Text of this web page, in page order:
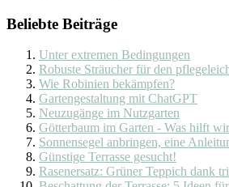
Beliebte Beiträge
Unter extremen Bedingungen
Robuste Sträucher für den
Wie Robinien bekämpfen?
Gartengestaltung mit ChatGPT
Neuzugänge im Nutzgarten
Götterbaum im Garten - Was hilft
Sonnensegel anbringen, eine
Günstige Terrasse gesucht!
Rasenersatz: Grüner Teppich dank